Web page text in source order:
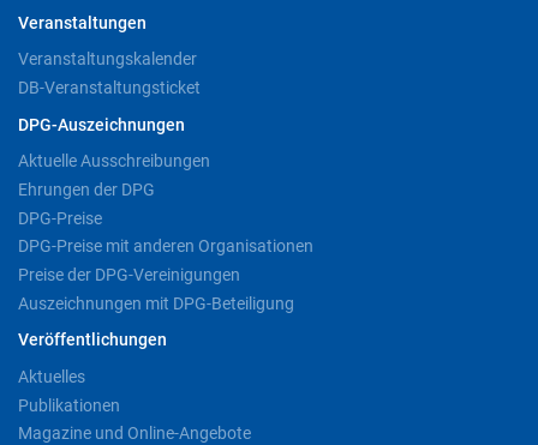
Veranstaltungen
Veranstaltungskalender
DB-Veranstaltungsticket
DPG-Auszeichnungen
Aktuelle Ausschreibungen
Ehrungen der DPG
DPG-Preise
DPG-Preise mit anderen Organisationen
Preise der DPG-Vereinigungen
Auszeichnungen mit DPG-Beteiligung
Veröffentlichungen
Aktuelles
Publikationen
Magazine und Online-Angebote